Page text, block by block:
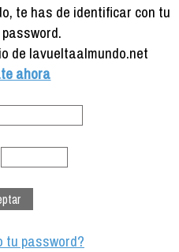
te has de identificar con tu
de lavueltaalmundo.net
ahora
tu password?